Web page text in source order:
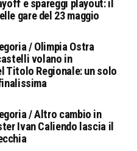
e spareggi playout: il
gare del 23 maggio
/ Olimpia Ostra
volano in
Titolo Regionale: un solo
/ Altro cambio in
Ivan Caliendo lascia il